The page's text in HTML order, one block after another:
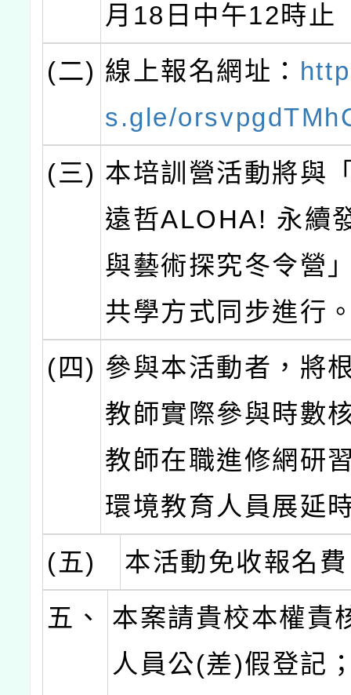
月18日中午12時止
(二) 線上報名網址：
s.gle/
(三) 本培訓營活動將與
遠哲ALOHA! 永續
與藝術探究冬令營
共學方式同步進行
(四) 參與本活動者，將
教師實際參與時數
教師在職進修網研
環境教育人員展延
(五)
本活動免收報名
五、
本案請貴校本權責
人員公(差)假登記